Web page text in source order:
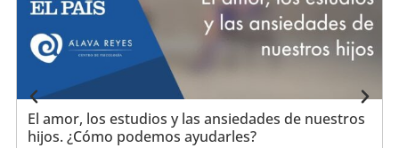
El amor, los estudios y las ansiedades de nuestros
hijos. ¿Cómo podemos ayudarles?